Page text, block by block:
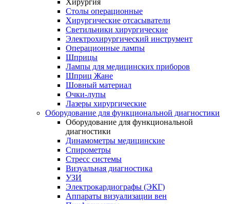
Хирургия
Столы операционные
Хирургические отсасыватели
Светильники хирургические
Электрохирургический инструмент
Операционные лампы
Шприцы
Лампы для медицинских приборов
Шприц Жане
Шовный материал
Очки-лупы
Лазеры хирургические
Оборудование для функциональной диагностики
Оборудование для функциональной
диагностики
Динамометры медицинские
Спирометры
Стресс системы
Визуальная диагностика
УЗИ
Электрокардиографы (ЭКГ)
Аппараты визуализации вен